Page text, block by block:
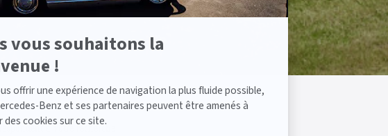
vous souhaitons la
!
offrir une expérience de navigation la plus fluide possible,
Benz et ses partenaires peuvent être amenés à
des cookies sur ce site.
à votre recherche